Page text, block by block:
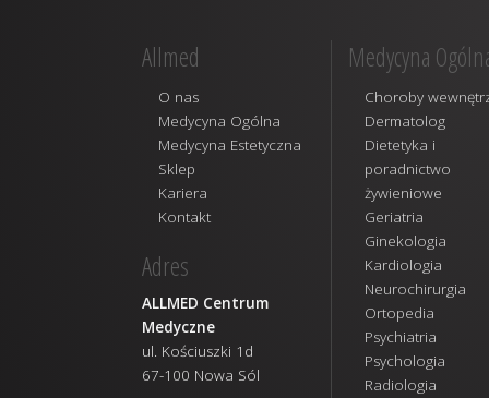
Allmed
O nas
Medycyna Ogólna
Medycyna Estetyczna
Sklep
Kariera
Kontakt
Adres
ALLMED Centrum
Medyczne
ul. Kościuszki 1d
67-100 Nowa Sól
Medycyna
Choroby
Dermatolog
Dietetyka i
poradnictwo
żywieniowe
Geriatria
Ginekologia
Kardiologia
Neurochirurgia
Ortopedia
Psychiatria
Psychologia
Radiologia